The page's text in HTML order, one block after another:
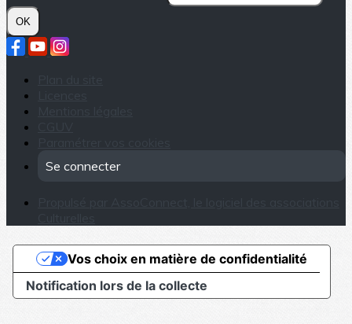
OK
Se connecter
Notification lors de la collecte
Vos choix en matière de confidentialité